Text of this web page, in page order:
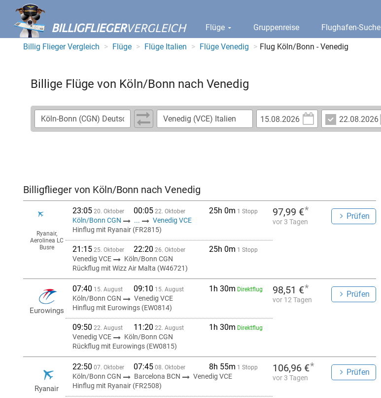
BILLIGFLIEGERVERGLEICH Flüge Gruppenreise Flughafen-Suche
Billig Flieger Vergleich Flüge Flüge Italien Flüge Venedig Flug Köln/Bonn - Venedig
Billige Flüge von Köln/Bonn nach Venedig
Billigflieger von Köln/Bonn nach Venedig
23:05 20. Oktober 00:05 22. Oktober 25h 0m 1 Stopp
Köln/Bonn CGN ...
Venedig VCE
Hinflug mit Ryanair (FR2815)
21:15 25. Oktober 22:20 26. Oktober 25h 0m 1 Stopp
Venedig VCE
Köln/Bonn CGN
Rückflug mit Wizz Air Malta (W46721)
Ryanair,
Aerolinea LC
Busre
97,99 €*
vor 3 Tagen
Prüfen
07:40 15. August 09:10 15. August 1h 30m Direktflug
Köln/Bonn CGN
Venedig VCE
Hinflug mit Eurowings (EW0814)
09:50 22. August 11:20 22. August 1h 30m Direktflug
Venedig VCE
Köln/Bonn CGN
Rückflug mit Eurowings (EW0815)
Eurowings
98,51 €*
vor 12 Tagen
Prüfen
22:50 07. Oktober 07:45 08. Oktober 8h 55m 1 Stopp
Köln/Bonn CGN Barcelona BCN
Venedig VCE
Hinflug mit Ryanair (FR2508)
Ryanair
106,96 €*
vor 3 Tagen
Prüfen